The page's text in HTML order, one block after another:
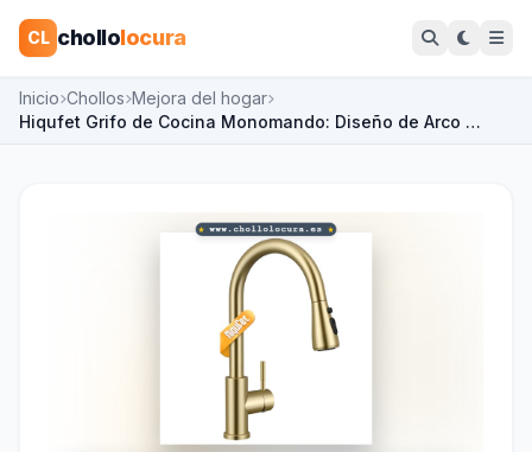
CL chollolocura
Inicio Chollos Mejora del hogar
Hiqufet Grifo de Cocina Monomando: Diseño de Arco …